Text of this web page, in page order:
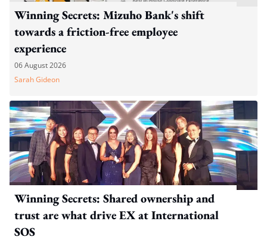
Winning Secrets: Mizuho Bank's shift
towards a friction-free employee
experience
06 August 2026
Sarah Gideon
Winning Secrets: Shared ownership and
trust are what drive EX at International
SOS